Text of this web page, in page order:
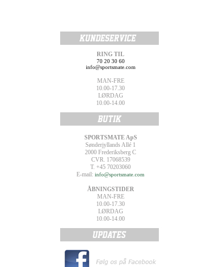
RING TIL
70 20 30 60
info@sportsmate.com
MAN-FRE
10.00-17.30
LØRDAG
10.00-14.00
SPORTSMATE ApS
Sønderjyllands Allé 1
2000 Frederiksberg C
CVR. 17068539
T. +45 70203060
E-mail: info@sportsmate.com
ÅBNINGSTIDER
MAN-FRE
10.00-17.30
LØRDAG
10.00-14.00